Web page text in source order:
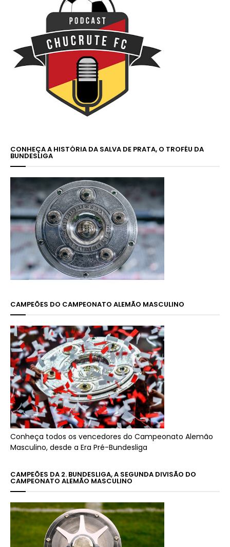
CONHEÇA A HISTÓRIA DA SALVA DE PRATA, O TROFÉU DA
BUNDESLIGA
CAMPEÕES DO CAMPEONATO ALEMÃO MASCULINO
Conheça todos os vencedores do Campeonato Alemão
Masculino, desde a Era Pré-Bundesliga
CAMPEÕES DA 2. BUNDESLIGA, A SEGUNDA DIVISÃO DO
CAMPEONATO ALEMÃO MASCULINO